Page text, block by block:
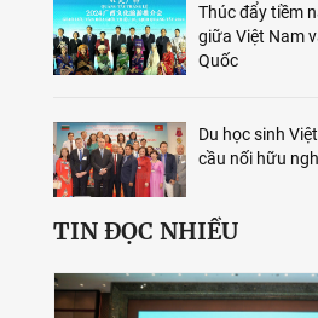
Thúc đẩy tiềm
giữa Việt Nam
Quốc
Du học sinh
cầu nối hữu
TIN ĐỌC NHIỀU